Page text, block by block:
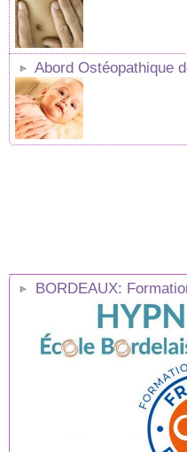
Abord Ostéopathique
BORDEAUX: